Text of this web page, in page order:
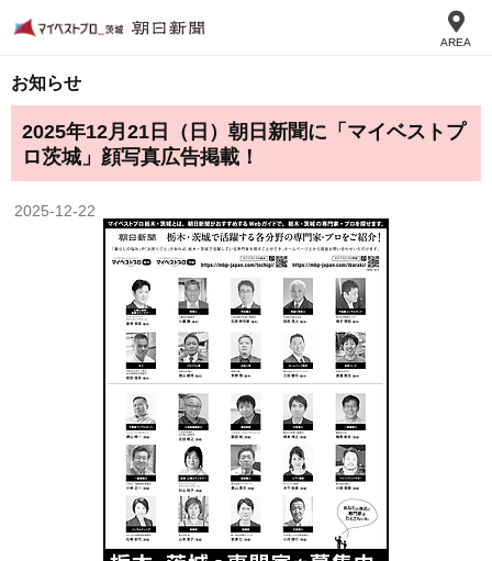
AREA
お知らせ
2025年12月21日（日）朝日新聞に「マイベストプ
ロ茨城」顔写真広告掲載！
2025-12-22